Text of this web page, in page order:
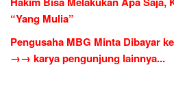
“Yang Mulia”
Pengusaha MBG Minta Dibayar
→→ karya pengunjung lainnya...